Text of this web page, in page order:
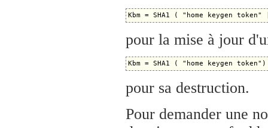
pour la mise à jour
pour sa destruction.
Pour demander une